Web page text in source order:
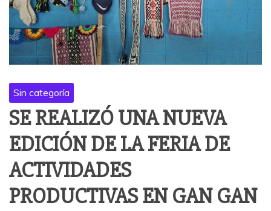
Sin categoría
SE REALIZÓ UNA NUEVA
EDICIÓN DE LA FERIA DE
ACTIVIDADES
PRODUCTIVAS EN GAN GAN